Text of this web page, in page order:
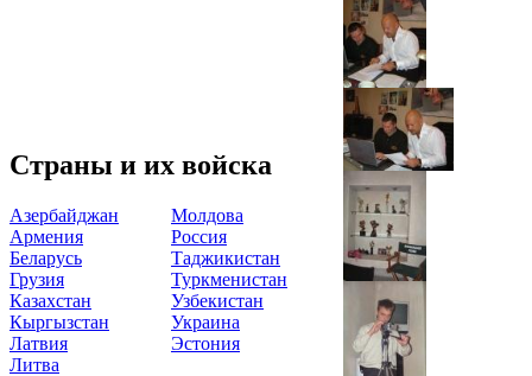
Страны и их войска
Азербайджан
Армения
Беларусь
Грузия
Казахстан
Кыргызстан
Латвия
Литва
Молдова
Россия
Таджикистан
Туркменистан
Узбекистан
Украина
Эстония